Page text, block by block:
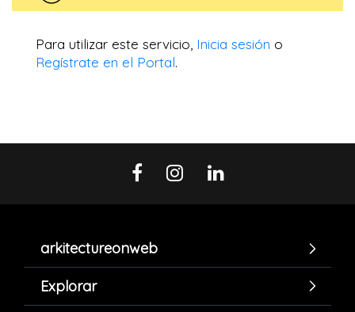
Para utilizar este servicio, Inicia sesión o
Regístrate en el Portal.
arkitectureonweb
Explorar